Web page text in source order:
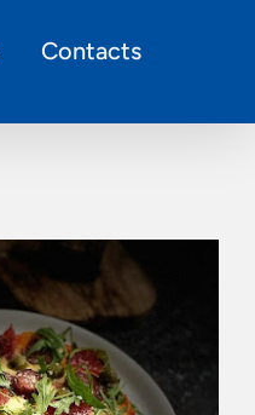
Contacts